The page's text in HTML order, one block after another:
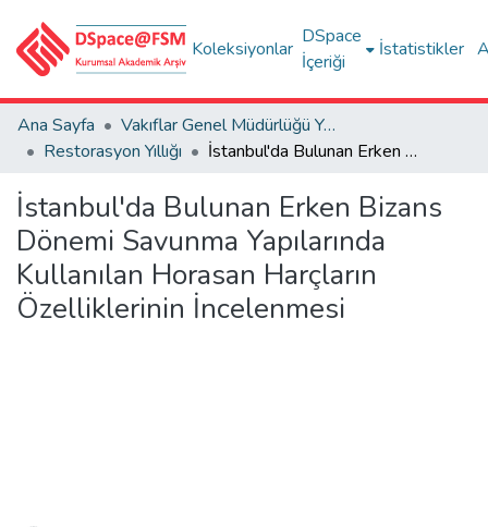
Koleksiyonlar
DSpace
İçeriği
İstatistikler
Ana Sayfa
Vakıflar Genel Müdürlüğü Yayınları
Restorasyon Yıllığı
İstanbul'da Bulunan Erken Bizans Dönemi Savunma Yapılarında Kullanılan Horasan Harçların Özelliklerinin İncelenmesi
İstanbul'da Bulunan Erken Bizans
Dönemi Savunma Yapılarında
Kullanılan Horasan Harçların
Özelliklerinin İncelenmesi